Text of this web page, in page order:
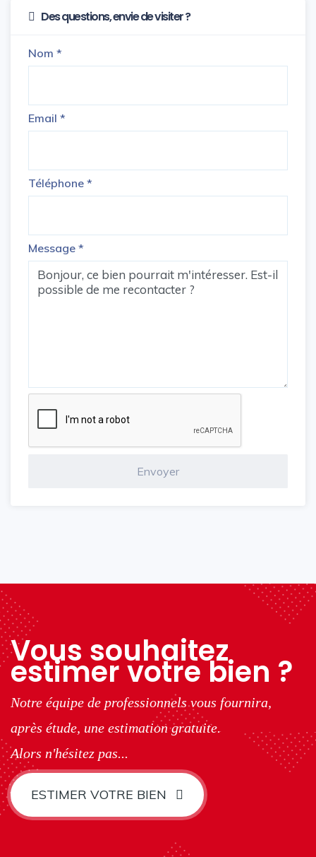
Des questions, envie de visiter ?
Nom *
Email *
Téléphone *
Message *
Vous souhaitez
estimer votre bien ?
Notre équipe de professionnels vous fournira,
après étude, une estimation gratuite.
Alors n'hésitez pas...
ESTIMER VOTRE BIEN